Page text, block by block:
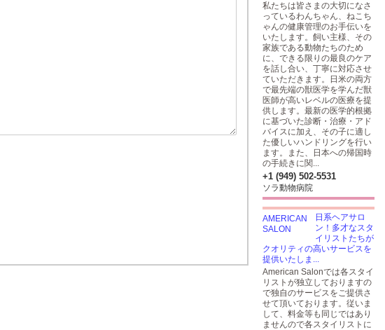
私たちは皆さまの大切になさ
っているわんちゃん、ねこち
ゃんの健康管理のお手伝いを
いたします。飼い主様、その
家族である動物たちのため
に、できる限りの最良のケア
を話し合い、丁寧に対応させ
ていただきます。日米の両方
で最先端の獣医学を学んだ獣
医師が高いレベルの医療を提
供します。最新の医学的根拠
に基づいた診断・治療・アド
バイスに加え、その子に適し
た優しいハンドリングを行い
ます。また、日本への帰国時
の手続きに関...
+1 (949) 502-5531
ソラ動物病院
日系ヘアサロ
ン！多才なスタ
イリストたちが
クオリティの高いサービスを
提供いたしま...
American Salonでは各スタイ
リストが独立しておりますの
で独自のサービスをご提供さ
せて頂いております。従いま
して、料金等も同じではあり
ませんので各スタイリストに